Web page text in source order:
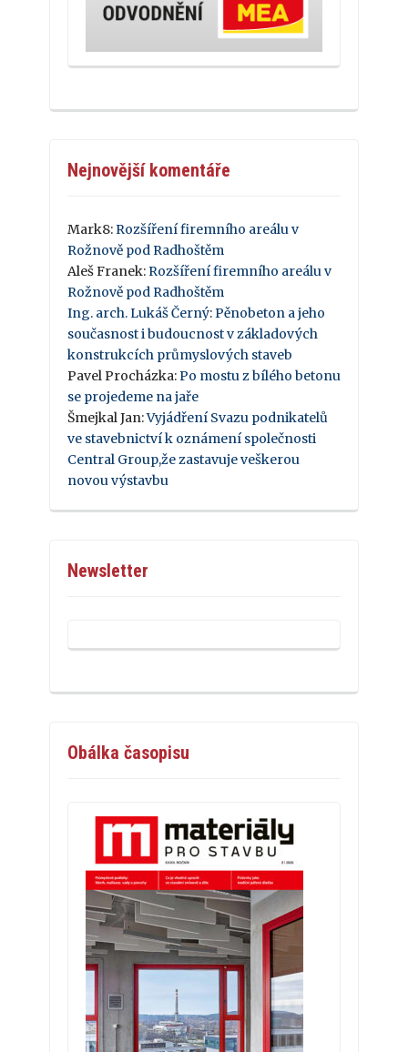
Nejnovější komentáře
Mark8: Rozšíření firemního areálu v
Rožnově pod Radhoštěm
Aleš Franek: Rozšíření firemního areálu v
Rožnově pod Radhoštěm
Ing. arch. Lukáš Černý: Pěnobeton a jeho
současnost i budoucnost v základových
konstrukcích průmyslových staveb
Pavel Procházka: Po mostu z bílého betonu
se projedeme na jaře
Šmejkal Jan:Vyjádření Svazu podnikatelů
ve stavebnictví k oznámení společnosti
Central Group,že zastavuje veškerou
novou výstavbu
Newsletter
Obálka časopisu